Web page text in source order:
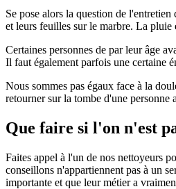
Se pose alors la question de
et leurs feuilles sur le marbre. La pluie
Certaines personnes de par leur âge
Il faut également parfois une certaine
Nous sommes pas égaux face à la
retourner sur la tombe d'une
Que faire si l'on n'est
Faites appel à l'un de nos nettoyeurs
conseillons n'appartiennent pas à un
importante et que leur métier a